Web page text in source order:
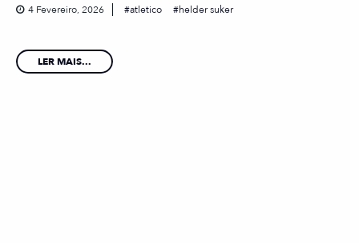
4 Fevereiro, 2026 atletico helder suker
LER MAIS...